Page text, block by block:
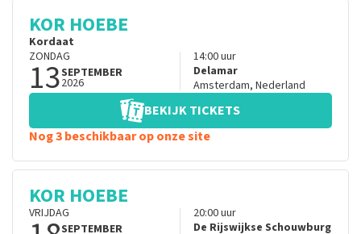
KOR HOEBE
Kordaat
ZONDAG
13SEPTEMBER
2026
14:00uur
Delamar
Amsterdam, Nederland
BEKIJK TICKETS
Nog 3 beschikbaar op onze site
KOR HOEBE
VRIJDAG
SEPTEMBER
20:00uur
De Rijswijkse Schouwburg